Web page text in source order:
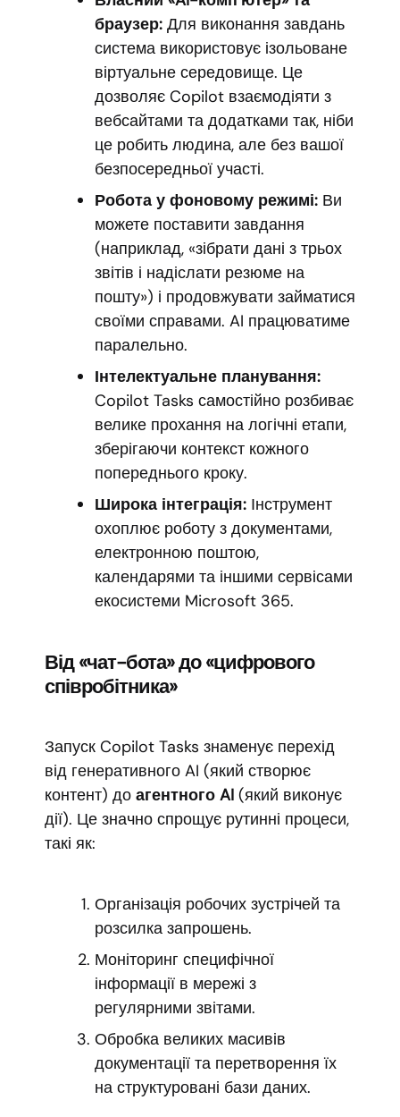
браузер: Для виконання завдань
система використовує ізольоване
віртуальне середовище. Це
дозволяє Copilot взаємодіяти з
вебсайтами та додатками так, ніби
це робить людина, але без вашої
безпосередньої участі.
Робота у фоновому режимі: Ви
можете поставити завдання
(наприклад, «зібрати дані з трьох
звітів і надіслати резюме на
пошту») і продовжувати займатися
своїми справами. AI працюватиме
паралельно.
Інтелектуальне планування:
Copilot Tasks самостійно розбиває
велике прохання на логічні етапи,
зберігаючи контекст кожного
попереднього кроку.
Широка інтеграція: Інструмент
охоплює роботу з документами,
електронною поштою,
календарями та іншими сервісами
екосистеми Microsoft 365.
Від «чат-бота» до «цифрового
співробітника»
Запуск Copilot Tasks знаменує перехід
від генеративного AI (який створює
контент) до агентного AI (який виконує
дії). Це значно спрощує рутинні процеси,
такі як:
Організація робочих зустрічей та
розсилка запрошень.
Моніторинг специфічної
інформації в мережі з
регулярними звітами.
Обробка великих масивів
документації та перетворення їх
на структуровані бази даних.